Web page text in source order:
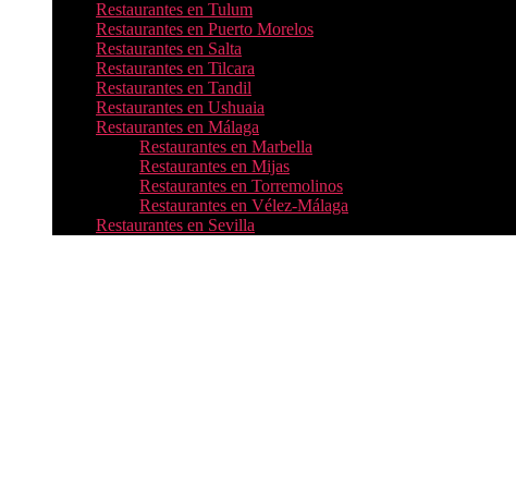
Restaurantes en Tulum
Restaurantes en Puerto Morelos
Restaurantes en Salta
Restaurantes en Tilcara
Restaurantes en Tandil
Restaurantes en Ushuaia
Restaurantes en Málaga
Restaurantes en Marbella
Restaurantes en Mijas
Restaurantes en Torremolinos
Restaurantes en Vélez-Málaga
Restaurantes en Sevilla